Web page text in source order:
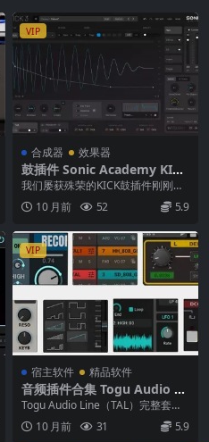
VIP
合成器 效果器
鼓插件 Sonic Academy KICK
3 v1.1.6 WiN MAC
我们屡获殊荣的KICK鼓插件刚刚获
得了巨大的升级。 KICK 3允许您毫
不费力地...
10 月前 52 5.9
VIP
宿主软件 精品软件
音频插件合集 Togu Audio Li
ne Complete Bundle Effect
s Instruments Update Only
v2025.10.11-WiN
Togu Audio Line（TAL）完整套装
（2025 Windows 最新...
10 月前 31 5.9